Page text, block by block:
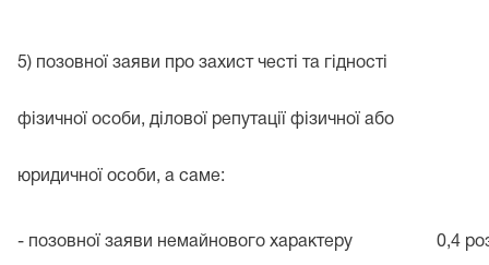
5) позовної заяви про захист честі та гідності
фізичної особи, ділової репутації фізичної або
юридичної особи, а саме:
- позовної заяви немайнового характеру 0,4